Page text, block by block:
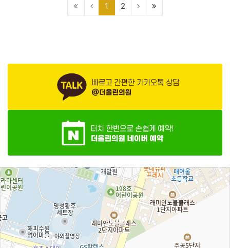
1 (current)
2 (last)